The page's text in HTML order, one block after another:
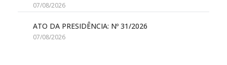
07/08/2026
ATO DA PRESIDÊNCIA: Nº 31/2026
07/08/2026